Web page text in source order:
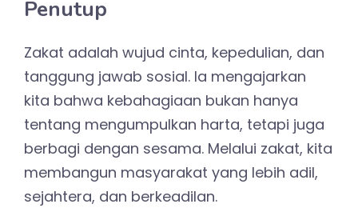
Penutup
Zakat adalah wujud cinta, kepedulian, dan
tanggung jawab sosial. Ia mengajarkan
kita bahwa kebahagiaan bukan hanya
tentang mengumpulkan harta, tetapi juga
berbagi dengan sesama. Melalui zakat, kita
membangun masyarakat yang lebih adil,
sejahtera, dan berkeadilan.